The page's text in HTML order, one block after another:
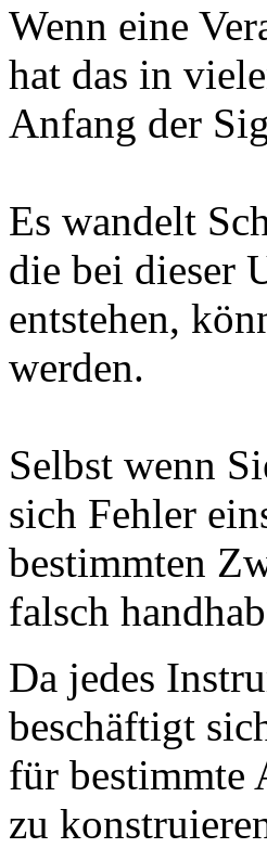
Wenn eine
hat das in
Anfang der
Es wandelt
die bei dieser
entstehen,
werden.
Selbst wenn
sich Fehler
bestimmten
falsch
Da jedes
beschäftigt
für bestimmte
zu